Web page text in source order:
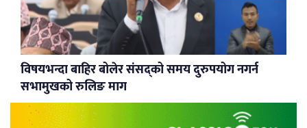
विषयभन्दा बाहिर बोलेर संसद्को समय दुरुपयोग नगर्न
सभामुखको रुलिङ माग